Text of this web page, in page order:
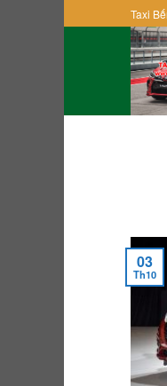
to
Taxi
03
Th10